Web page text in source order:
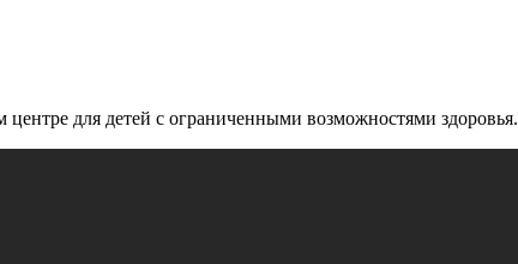
для детей с ограниченными возможностями здоровья.